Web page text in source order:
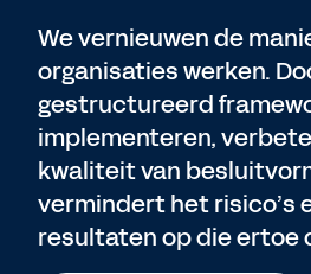
We vernieuwen de
organisaties werken.
gestructureerd
implementeren,
kwaliteit van
vermindert het risico’s
resultaten op die ertoe